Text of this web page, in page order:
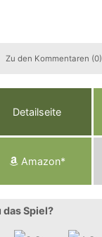
Zu den Kommentaren (0)
Detailseite
Amazon*
Spiel?